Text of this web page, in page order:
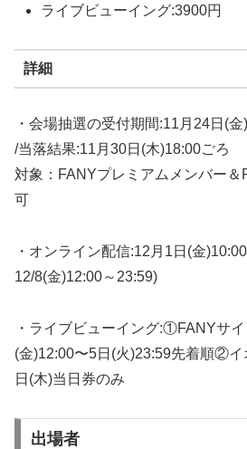
ライブビューイング:3900円
詳細
・会場抽選の受付期間:11月24日(
/当落結果:11月30日(木)18:00ごろ
対象：FANYプレミアムメンバー
可
・オンライン配信:12月1日(金
12/8(金)12:00～23:59)
・ライブビューイング:①FANYサ
(金)12:00〜5日(火)23:59先着順②イ
日(木)当日券のみ
出場者